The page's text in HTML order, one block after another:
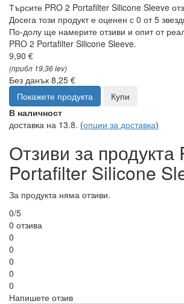
Търсите PRO 2 Portafilter Silicone Sleeve
Досега този продукт е оценен с 0 от 5
По-долу ще намерите отзиви и опит от
PRO 2 Portafilter Silicone Sleeve.
9,90 €
(прибл 19,36 lev)
Без данък 8,25 €
Покажете продукта
Купи
В наличност
доставка на 13.8. (опции за доставка)
Отзиви за продукта
Portafilter Silicone
За продукта няма отзиви.
0/5
0 отзива
0
0
0
0
0
Напишете отзив